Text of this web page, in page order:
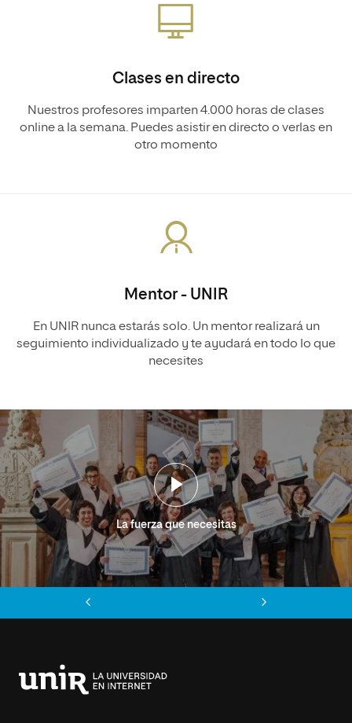
Clases en directo
Nuestros profesores imparten 4.000 horas de clases
online a la semana. Puedes asistir en directo o verlas en
otro momento
Mentor - UNIR
En UNIR nunca estarás solo. Un mentor realizará un
seguimiento individualizado y te ayudará en todo lo que
necesites
La fuerza que necesitas